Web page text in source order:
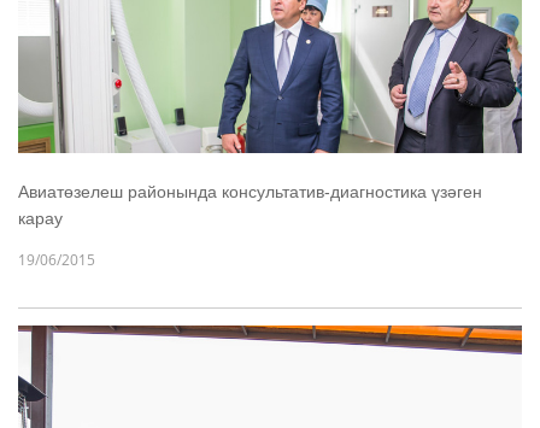
Авиатөзелеш районында консультатив-диагностика үзәген
карау
19/06/2015